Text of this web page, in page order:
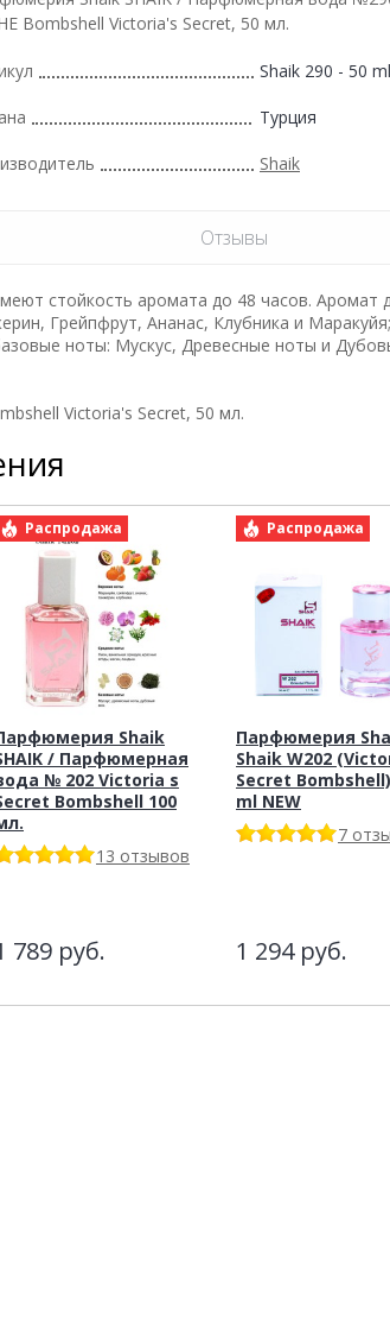
Bombshell Victoria's Secret, 50 мл.
Shaik 290 - 50
Турция
Shaik
Отзывы
стойкость аромата до 48 часов. Аромат
Грейпфрут, Ананас, Клубника и
ноты: Мускус, Древесные ноты и
Victoria's Secret, 50 мл.
Распродажа
Shaik
/ Парфюмерная
№ 202 Victoria s
Bombshell 100
13 отзывов
789 руб.
Распродажа
Парфюмерия
Shaik W202
Secret
ml NEW
7
1 294 руб.